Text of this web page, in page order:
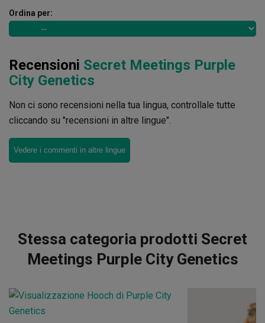
Ordina per:
Recensioni Secret Meetings Purple
City Genetics
Non ci sono recensioni nella tua lingua, controllale tutte
cliccando su "recensioni in altre lingue".
Vedere i commenti in altre lingue
Stessa categoria prodotti Secret
Meetings Purple City Genetics